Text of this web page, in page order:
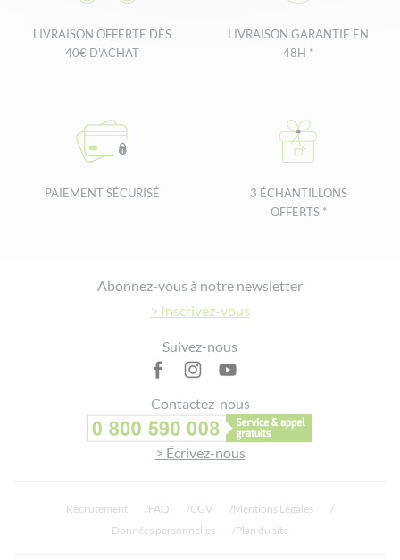
LIVRAISON OFFERTE DÈS
40€ D'ACHAT
LIVRAISON GARANTIE EN
48H *
PAIEMENT SÉCURISÉ
3 ÉCHANTILLONS
OFFERTS *
Abonnez-vous à notre newsletter
> Inscrivez-vous
Suivez-nous
Contactez-nous
> Écrivez-nous
Recrutement FAQ CGV
Mentions Légales
Données personnelles
Plan du site